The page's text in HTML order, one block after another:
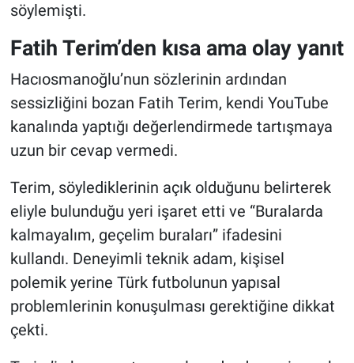
söylemişti.
Fatih Terim’den kısa ama olay yanıt
Hacıosmanoğlu’nun sözlerinin ardından
sessizliğini bozan Fatih Terim, kendi YouTube
kanalında yaptığı değerlendirmede tartışmaya
uzun bir cevap vermedi.
Terim, söylediklerinin açık olduğunu belirterek
eliyle bulunduğu yeri işaret etti ve “Buralarda
kalmayalım, geçelim buraları” ifadesini
kullandı. Deneyimli teknik adam, kişisel
polemik yerine Türk futbolunun yapısal
problemlerinin konuşulması gerektiğine dikkat
çekti.